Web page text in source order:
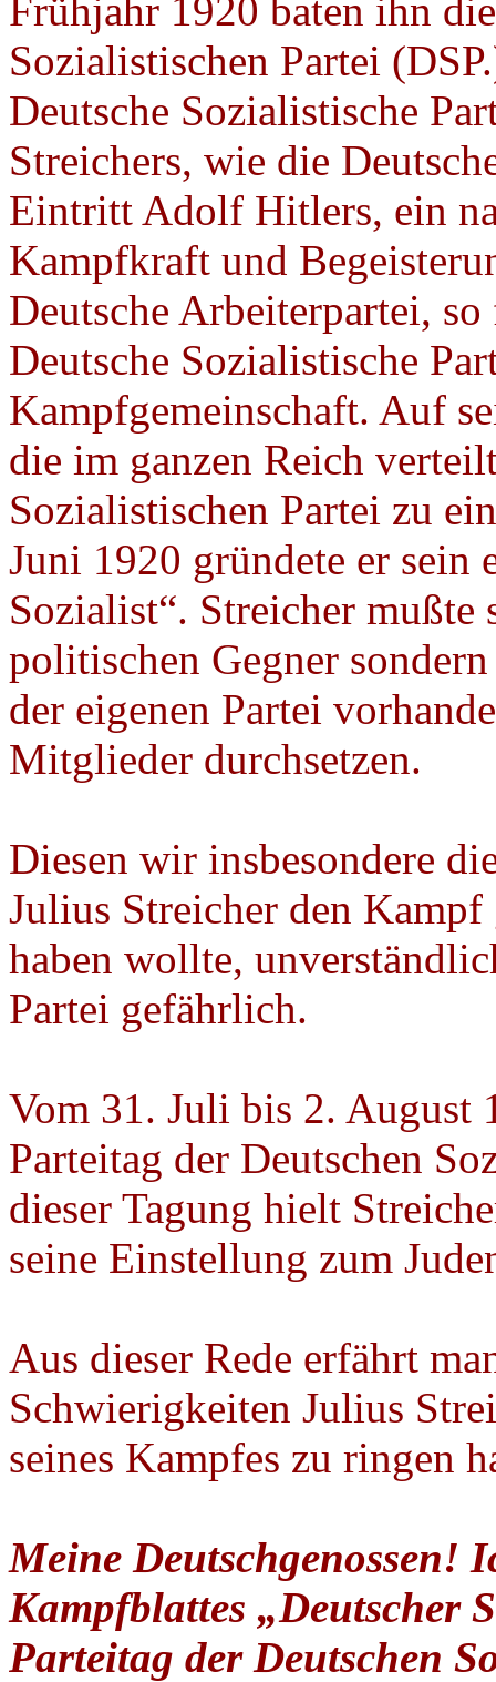
Frühjahr 1920 baten ihn
Sozialistischen Partei
Deutsche Sozialistische
Streichers, wie die
Eintritt Adolf Hitlers, ein
Kampfkraft und
Deutsche Arbeiterpartei,
Deutsche Sozialistische
Kampfgemeinschaft. Auf
die im ganzen Reich
Sozialistischen Partei zu
Juni 1920 gründete er sein
Sozialist“. Streicher
politischen Gegner
der eigenen Partei
Mitglieder durchsetzen.
Diesen wir insbesondere
Julius Streicher den Kampf
haben wollte,
Partei gefährlich.
Vom 31. Juli bis 2. August
Parteitag der Deutschen
dieser Tagung hielt
seine Einstellung zum
Aus dieser Rede erfährt
Schwierigkeiten Julius
seines Kampfes zu ringen
Meine Deutschgenossen!
Kampfblattes „Deutscher
Parteitag der Deutschen